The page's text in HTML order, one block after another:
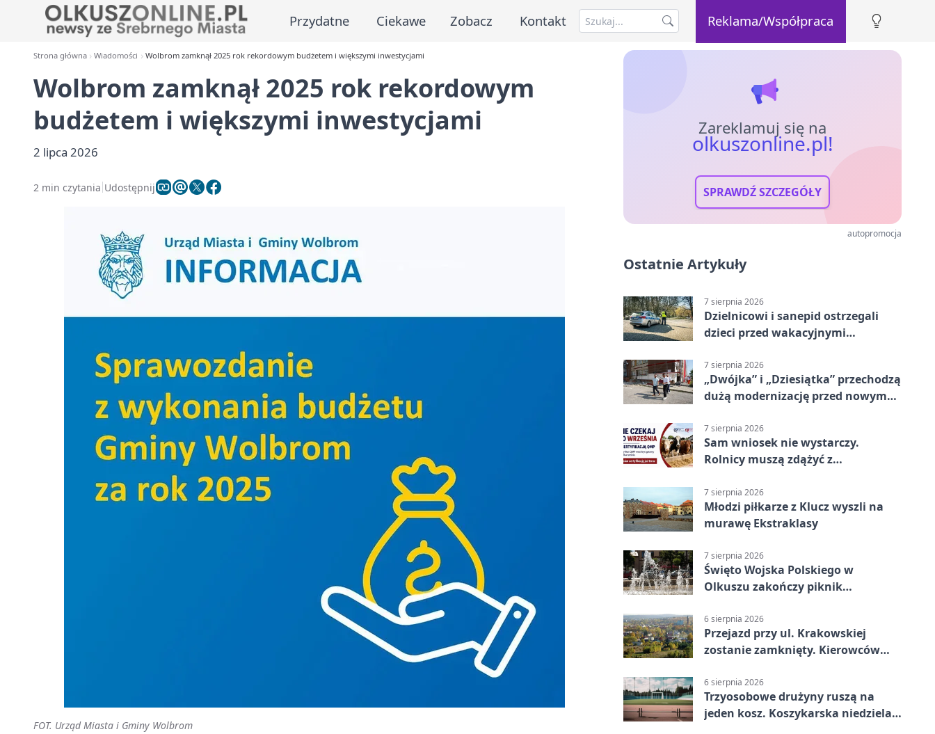
Przydatne Ciekawe Zobacz Kontakt Reklama/Współpraca
Strona główna Wiadomości Wolbrom zamknął 2025 rok rekordowym budżetem i większymi inwestycjami
Wolbrom zamknął 2025 rok rekordowym
budżetem i większymi inwestycjami
2 lipca 2026
2 min czytania Udostępnij
FOT. Urząd Miasta i Gminy Wolbrom
Zareklamuj się na
olkuszonline.pl!
SPRAWDŹ SZCZEGÓŁY
autopromocja
Ostatnie Artykuły
7 sierpnia 2026
Dzielnicowi i sanepid ostrzegali
dzieci przed wakacyjnymi
7 sierpnia 2026
„Dwójka” i „Dziesiątka” przechodzą
dużą modernizację przed nowym
7 sierpnia 2026
Sam wniosek nie wystarczy.
Rolnicy muszą zdążyć z
7 sierpnia 2026
Młodzi piłkarze z Klucz wyszli na
murawę Ekstraklasy
7 sierpnia 2026
Święto Wojska Polskiego w
Olkuszu zakończy piknik
6 sierpnia 2026
Przejazd przy ul. Krakowskiej
zostanie zamknięty. Kierowców
6 sierpnia 2026
Trzyosobowe drużyny ruszą na
jeden kosz. Koszykarska niedziela